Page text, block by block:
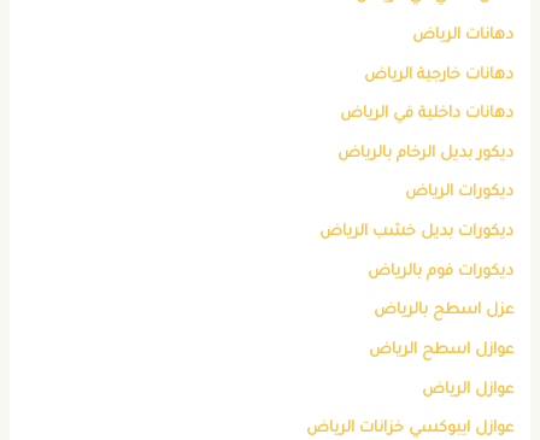
دهانات الرياض
دهانات خارجية الرياض
دهانات داخلية في الرياض
ديكور بديل الرخام بالرياض
ديكورات الرياض
ديكورات بديل خشب الرياض
ديكورات فوم بالرياض
عزل اسطح بالرياض
عوازل اسطح الرياض
عوازل الرياض
عوازل ايبوكسي خزانات الرياض